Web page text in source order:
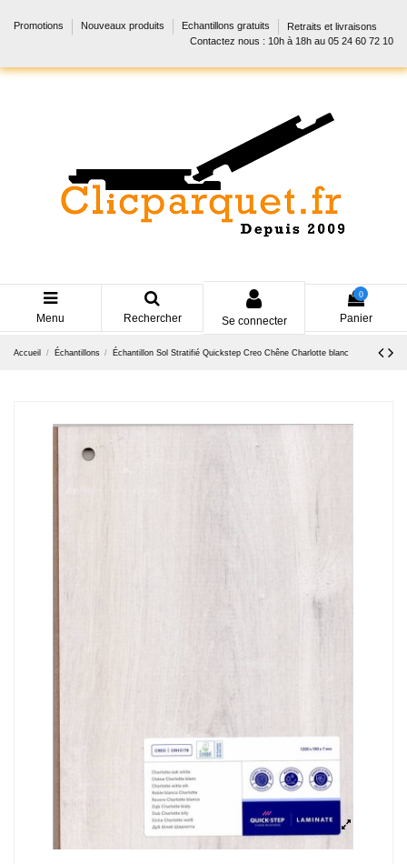
Promotions Nouveaux produits Echantillons gratuits
Retraits et livraisons
Contactez nous : 10h à 18h au 05 24 60 72 10
Menu Rechercher Se connecter
0
Panier
Accueil Échantillons Échantillon Sol Stratifié Quickstep Creo Chêne Charlotte blanc